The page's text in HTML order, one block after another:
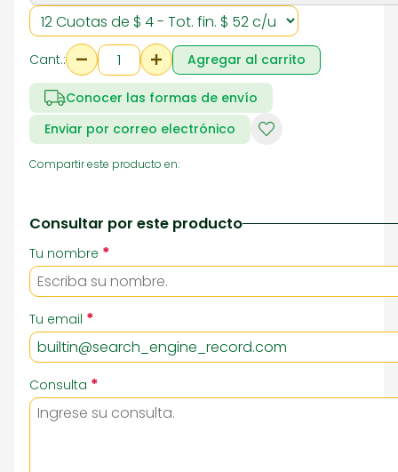
Cant.: Agregar al carrito
Conocer las formas de envío
Enviar por correo electrónico
Compartir este producto en:
Consultar por este producto
Tu nombre *
Tu email *
Consulta *